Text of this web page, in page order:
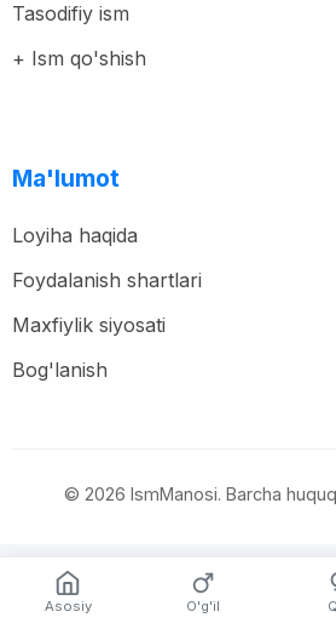
Tasodifiy ism
+ Ism qo'shish
Ma'lumot
Loyiha haqida
Foydalanish shartlari
Maxfiylik siyosati
Bog'lanish
© 2026 IsmManosi. Barcha
Asosiy O'g'il